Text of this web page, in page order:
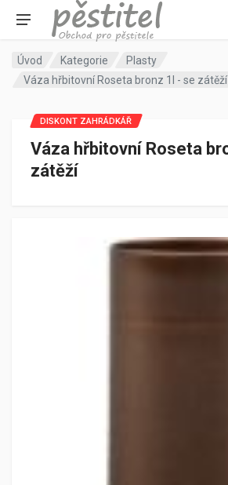
Úvod Kategorie
Plasty
Váza hřbitovní Roseta bronz 1l - se zátěží
Váza hřbitovní Roseta
zátěží
DISKONT ZAHRÁDKÁŘ